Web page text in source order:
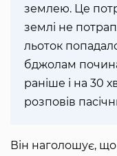
землею. Це
землі не
льоток
бджолам
раніше і на 30
розповів
Він наголошує,